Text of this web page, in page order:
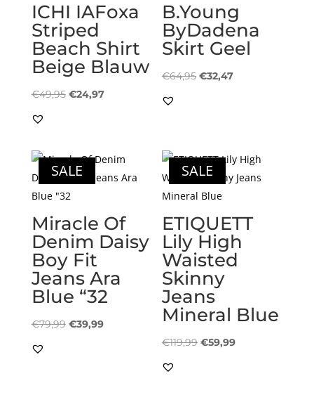
ICHI IAFoxa
Striped
Beach Shirt
Beige Blauw
€49,95 Oorspronkelijke
€24,97Huidige
B.Young
ByDadena
Skirt Geel
€64,95 Oorspronkelijke
€32,47Huidige
SALE
Miracle Of
Denim Daisy
Boy Fit
Jeans Ara
Blue “32
€79,99 Oorspronkelijke
€39,99Huidige
SALE
ETIQUETT
Lily High
Waisted
Skinny
Jeans
Mineral Blue
€119,99 Oorspronkelijke
€59,99Huidige